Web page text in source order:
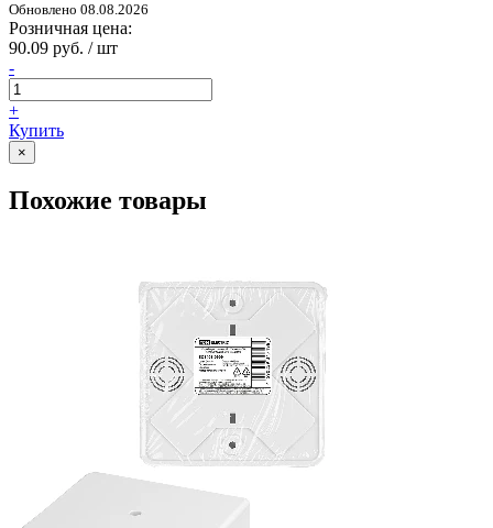
Обновлено 08.08.2026
Розничная цена:
90.09 руб. / шт
-
+
Купить
×
Похожие товары